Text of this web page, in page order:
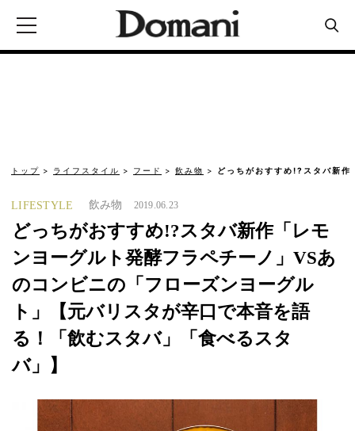
トップ ライフスタイル フード 飲み物 どっちがおすすめ!?スタバ新
LIFESTYLE 飲み物 2019.06.23
どっちがおすすめ!?スタバ新作「レモ
ンヨーグルト発酵フラペチーノ」VSあ
のコンビニの「フローズンヨーグル
ト」【元バリスタが辛口で本音を語
る！「飲むスタバ」「食べるスタ
バ」】